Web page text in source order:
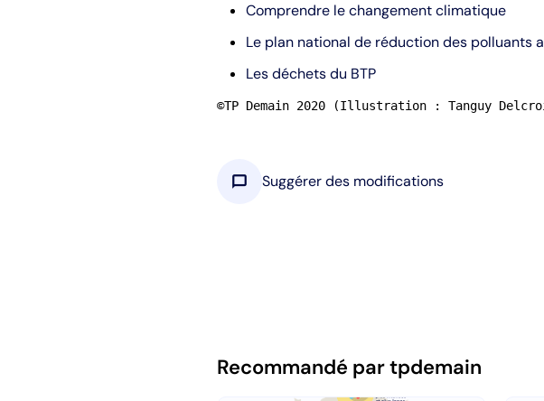
Comprendre le changement climatique
Le plan national de réduction des polluants
Les déchets du BTP
©TP Demain 2020 (Illustration : Tanguy
chat_bubble Suggérer des modifications
Recommandé par tpdemain